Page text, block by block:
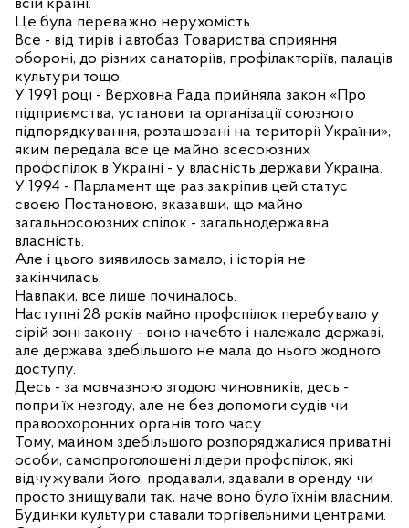
всій країні.
Це була переважно нерухомість.
Все - від тирів і автобаз Товариства сприяння
обороні, до різних санаторіїв, профілакторіїв, палаців
культури тощо.
У 1991 році - Верховна Рада прийняла закон «Про
підприємства, установи та організації союзного
підпорядкування, розташовані на території України»,
яким передала все це майно всесоюзних
профспілок в Україні - у власність держави Україна.
У 1994 - Парламент ще раз закріпив цей статус
своєю Постановою, вказавши, що майно
загальносоюзних спілок - загальнодержавна
власність.
Але і цього виявилось замало, і історія не
закінчилась.
Навпаки, все лише починалось.
Наступні 28 років майно профспілок перебувало у
сірій зоні закону - воно начебто і належало державі,
але держава здебільшого не мала до нього жодного
доступу.
Десь - за мовчазною згодою чиновників, десь -
попри їх незгоду, але не без допомоги судів чи
правоохоронних органів того часу.
Тому, майном здебільшого розпоряджалися приватні
особи, самопроголошені лідери профспілок, які
відчужували його, продавали, здавали в оренду чи
просто знищували так, наче воно було їхнім власним.
Будинки культури ставали торгівельними центрами.